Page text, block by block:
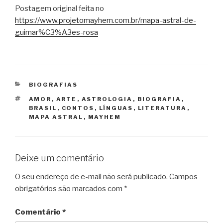
Postagem original feita no
https://www.projetomayhem.com.br/mapa-astral-de-
guimar%C3%A3es-rosa
CATEGORIAS
BIOGRAFIAS
TAGS
AMOR , ARTE , ASTROLOGIA , BIOGRAFIA ,
BRASIL , CONTOS , LÍNGUAS , LITERATURA ,
MAPA ASTRAL , MAYHEM
Deixe um comentário
O seu endereço de e-mail não será publicado. Campos
obrigatórios são marcados com *
Comentário *